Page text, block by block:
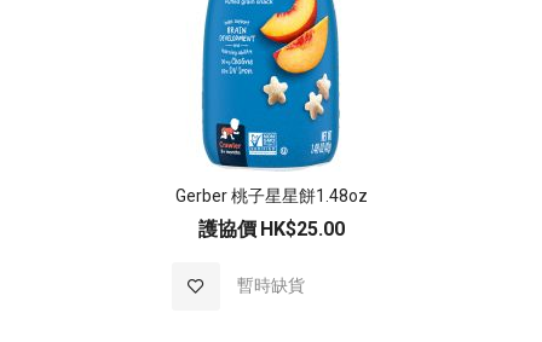
Gerber 桃子星星餅1.48oz
護協價 HK$25.00
暫時缺貨
加入至願望清單